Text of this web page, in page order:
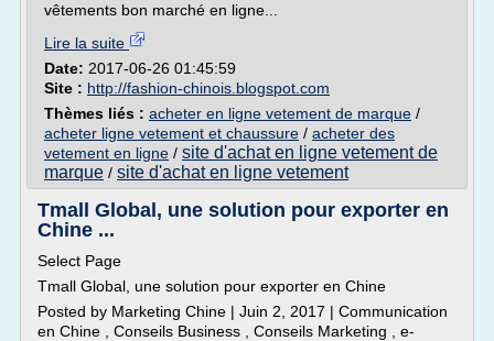
vêtements bon marché en ligne...
Lire la suite
Date: 2017-06-26 01:45:59
Site : http://fashion-chinois.blogspot.com
Thèmes liés : acheter en ligne vetement de marque /
acheter ligne vetement et chaussure / acheter des
vetement en ligne / site d'achat en ligne vetement de
marque / site d'achat en ligne vetement
Tmall Global, une solution pour exporter en
Chine ...
Select Page
Tmall Global, une solution pour exporter en Chine
Posted by Marketing Chine | Juin 2, 2017 | Communication
en Chine , Conseils Business , Conseils Marketing , e-